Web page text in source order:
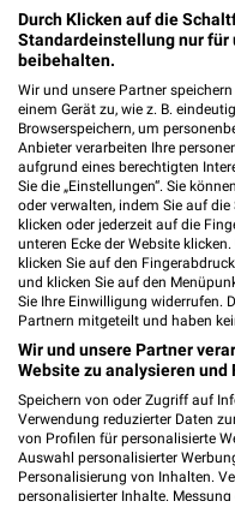
Leipziger Str.
Heute
122,71 km
Ernsting's
Paunsdorfer
04329 Leipzig
Heute
Ernsting's
An der
04356 Leipzig
Heute
Durch Klicken auf die
Standardeinstellung nur
beibehalten.
Wir und unsere Partner
einem Gerät zu, wie z. B.
Browserspeichern, um
Anbieter verarbeiten Ihre
aufgrund eines berechtigten
Sie die „Einstellungen“. Sie
oder verwalten, indem Sie auf
klicken oder jederzeit auf die
unteren Ecke der Website
klicken Sie auf den
und klicken Sie auf den
Sie Ihre Einwilligung widerrufen.
Partnern mitgeteilt und haben
Wir und unsere Partner
Website zu analysieren und
Speichern von oder Zugriff auf
Verwendung reduzierter Daten
von Profilen für personalisierte
Auswahl personalisierter
Personalisierung von Inhalten.
personalisierter Inhalte.